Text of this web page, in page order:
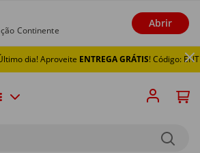
Continente
Abrir
dia! AproveiteENTREGA GRÁTIS! Código: